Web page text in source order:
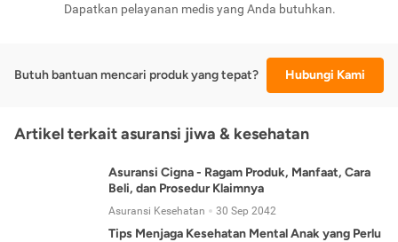
Dapatkan pelayanan medis yang Anda butuhkan.
Butuh bantuan mencari produk yang tepat? Hubungi Kami
Artikel terkait asuransi jiwa & kesehatan
Asuransi Cigna - Ragam Produk, Manfaat, Cara
Beli, dan Prosedur Klaimnya
Asuransi Kesehatan 30 Sep 2042
Tips Menjaga Kesehatan Mental Anak yang Perlu